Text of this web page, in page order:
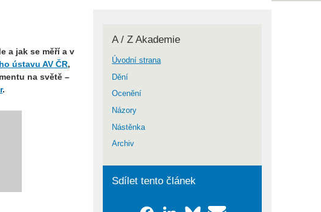
a jak se měří a v
ústavu AV ČR,
na světě –
.
A / Z Akademie
Úvodní strana
Dění
Ocenění
Názory
Nástěnka
Archiv
Sdílet tento článek